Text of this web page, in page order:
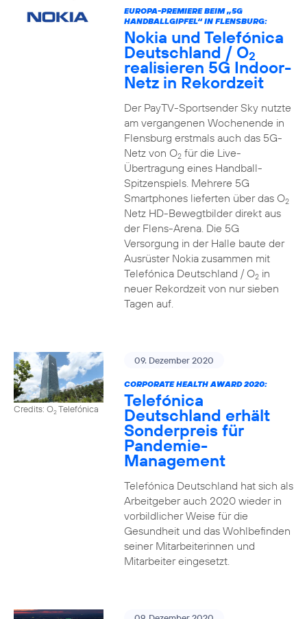
EUROPA-PREMIERE BEIM „5G
HANDBALLGIPFEL“ IN FLENSBURG:
Nokia und Telefónica
Deutschland / O2
realisieren 5G Indoor-
Netz in Rekordzeit
Der PayTV-Sportsender Sky nutzte
am vergangenen Wochenende in
Flensburg erstmals auch das 5G-
Netz von O2für die Live-
Übertragung eines Handball-
Spitzenspiels. Mehrere 5G
Smartphones lieferten über das O2
Netz HD-Bewegtbilder direkt aus
der Flens-Arena. Die 5G
Versorgung in der Halle baute der
Ausrüster Nokia zusammen mit
Telefónica Deutschland / O2in
neuer Rekordzeit von nur sieben
Tagen auf.
Credits: O2Telefónica
09. Dezember 2020
CORPORATE HEALTH AWARD 2020:
Telefónica
Deutschland erhält
Sonderpreis für
Pandemie-
Management
Telefónica Deutschland hat sich als
Arbeitgeber auch 2020 wieder in
vorbildlicher Weise für die
Gesundheit und das Wohlbefinden
seiner Mitarbeiterinnen und
Mitarbeiter eingesetzt.